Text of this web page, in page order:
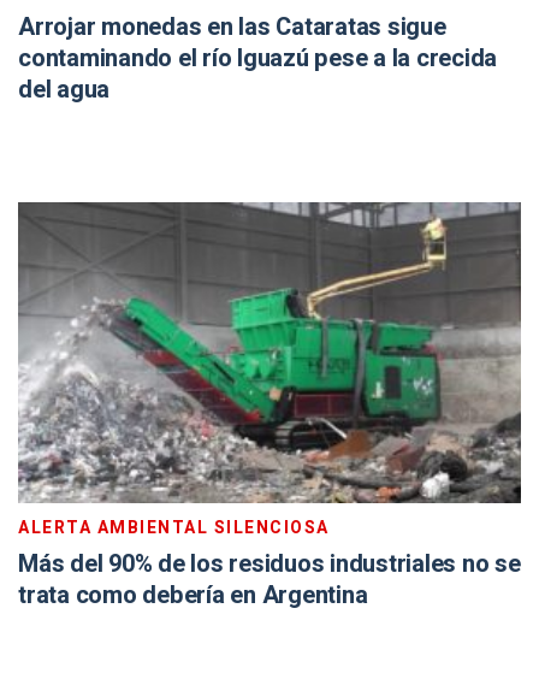
Arrojar monedas en las Cataratas sigue
contaminando el río Iguazú pese a la crecida
del agua
ALERTA AMBIENTAL SILENCIOSA
Más del 90% de los residuos industriales no se
trata como debería en Argentina